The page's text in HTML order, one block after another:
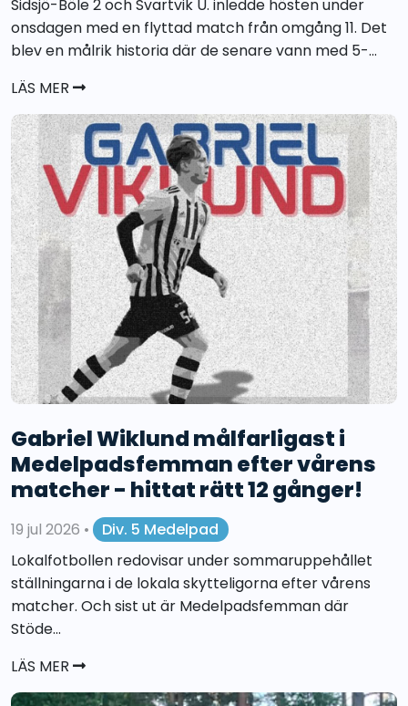
Sidsjö-Böle 2 och Svartvik U. inledde hösten under
onsdagen med en flyttad match från omgång 11. Det
blev en målrik historia där de senare vann med 5-...
LÄS MER
Gabriel Wiklund målfarligast i
Medelpadsfemman efter vårens
matcher - hittat rätt 12 gånger!
19 jul 2026 •
Div. 5 Medelpad
Lokalfotbollen redovisar under sommaruppehållet
ställningarna i de lokala skytteligorna efter vårens
matcher. Och sist ut är Medelpadsfemman där
Stöde...
LÄS MER